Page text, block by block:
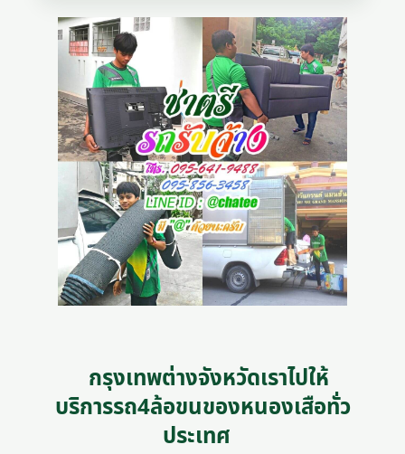
กรุงเทพต่างจังหวัดเราไปให้
บริการรถ4ล้อขนของหนองเสือทั่ว
ประเทศ